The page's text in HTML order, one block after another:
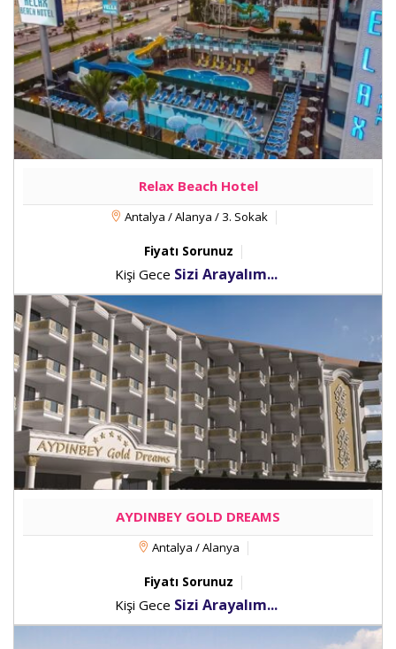
Relax Beach Hotel
Antalya / Alanya / 3. Sokak
Fiyatı Sorunuz
Kişi Gece Sizi Arayalım...
AYDINBEY GOLD DREAMS
Antalya / Alanya
Fiyatı Sorunuz
Kişi Gece Sizi Arayalım...